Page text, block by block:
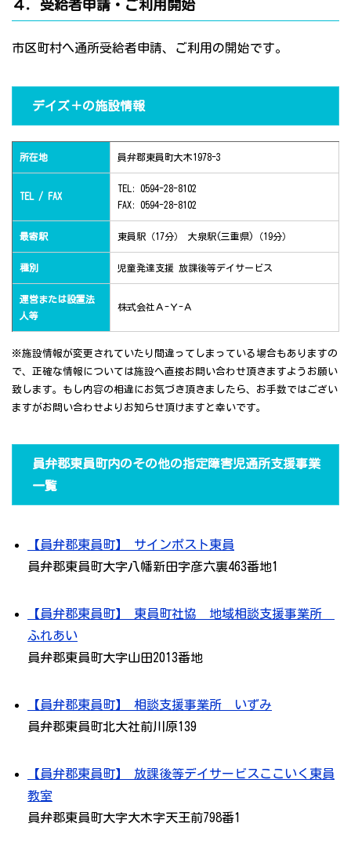
４．受給者申請・ご利用開始
市区町村へ通所受給者申請、ご利用の開始です。
デイズ＋の施設情報
所在地 員弁郡東員町大木1978-3
TEL / FAX
TEL: 0594-28-8102
FAX: 0594-28-8102
最寄駅 東員駅（17分） 大泉駅(三重県)（19分）
種別 児童発達支援 放課後等デイサービス
運営または設置法
人等
株式会社Ａ-Ｙ-Ａ
※施設情報が変更されていたり間違ってしまっている場合もありますの
で、正確な情報については施設へ直接お問い合わせ頂きますようお願い
致します。もし内容の相違にお気づき頂きましたら、お手数ではござい
ますがお問い合わせよりお知らせ頂けますと幸いです。
員弁郡東員町内のその他の指定障害児通所支援事業
一覧
【員弁郡東員町】 サインポスト東員
員弁郡東員町大字八幡新田字彦六裏463番地1
【員弁郡東員町】 東員町社協 地域相談支援事業所
ふれあい
員弁郡東員町大字山田2013番地
【員弁郡東員町】 相談支援事業所 いずみ
員弁郡東員町北大社前川原139
【員弁郡東員町】 放課後等デイサービスここいく東員
教室
員弁郡東員町大字大木字天王前798番1